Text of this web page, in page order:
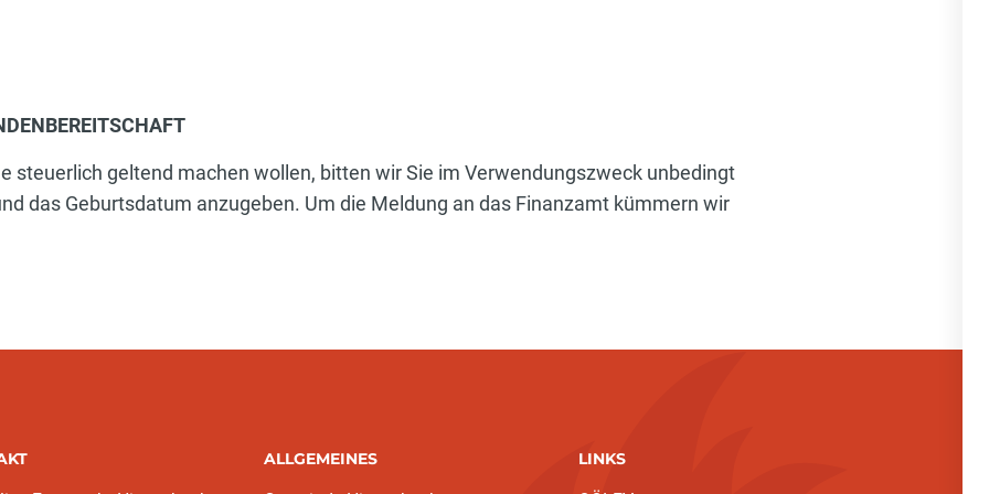
steuerlich geltend machen wollen, bitten wir Sie im Verwendungszweck unbedingt
das Geburtsdatum anzugeben. Um die Meldung an das Finanzamt kümmern wir
ALLGEMEINES LINKS